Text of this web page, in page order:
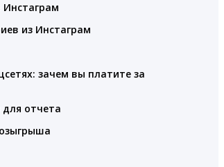
Инстаграм
из Инстаграм
зачем вы платите за
отчета